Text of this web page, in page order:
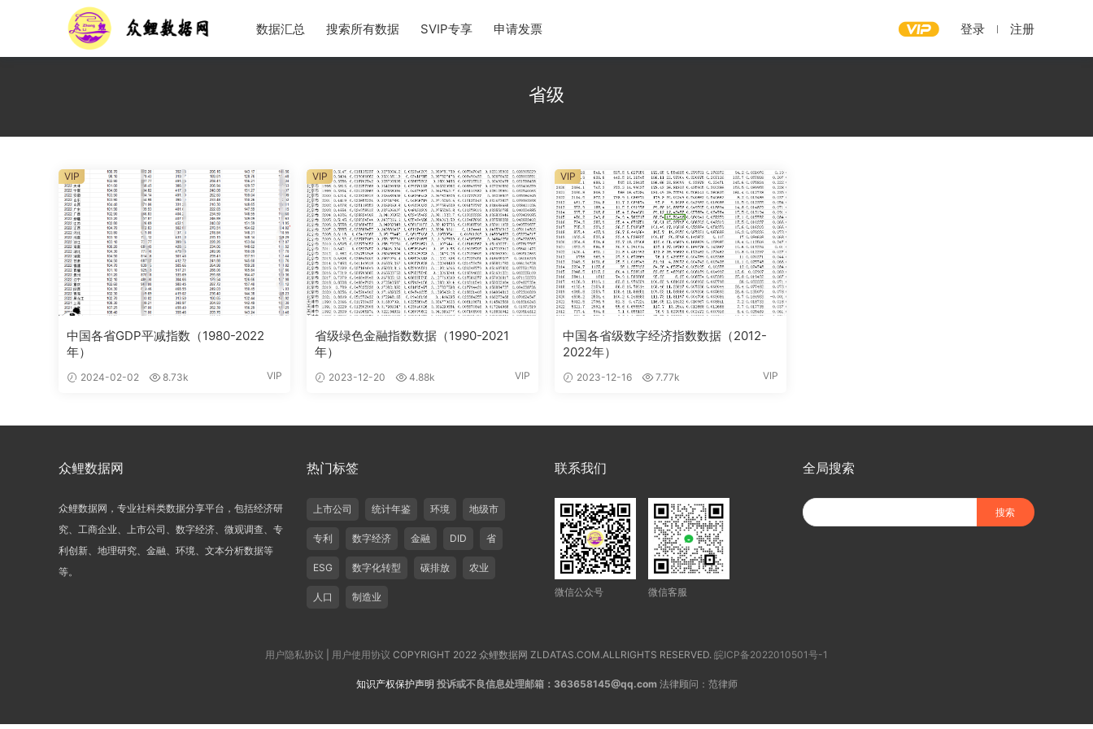
数据汇总 搜索所有数据 SVIP专享 申请发票 登录 注册
省级
中国各省GDP平减指数（1980-2022
年）
2024-02-02 8.73k VIP
VIP
省级绿色金融指数数据（1990-2021
年）
2023-12-20 4.88k VIP
VIP
中国各省级数字经济指数数据（2012-
2022年）
2023-12-16 7.77k VIP
VIP
众鲤数据网
众鲤数据网，专业社科类数据分享平台，包括经济研
究、工商企业、上市公司、数字经济、微观调查、专
利创新、地理研究、金融、环境、文本分析数据等
等。
热门标签
上市公司 统计年鉴 环境 地级市
专利 数字经济 金融 DID 省
ESG 数字化转型 碳排放 农业
人口 制造业
联系我们
微信公众号 微信客服
全局搜索
用户隐私协议 用户使用协议 COPYRIGHT 2022 众鲤数据网 ZLDATAS.COM.ALLRIGHTS RESERVED. 皖ICP备2022010501号-1
知识产权保护声明 投诉或不良信息处理邮箱：363658145@qq.com 法律顾问：范律师